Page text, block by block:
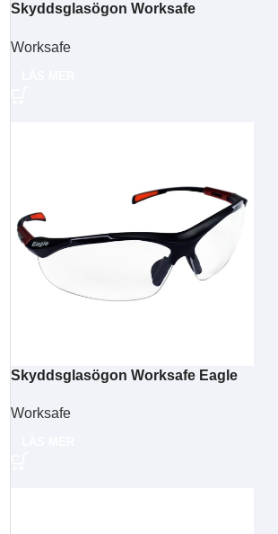
Skyddsglasögon Worksafe
Worksafe
Skyddsglasögon Worksafe Eagle
Worksafe